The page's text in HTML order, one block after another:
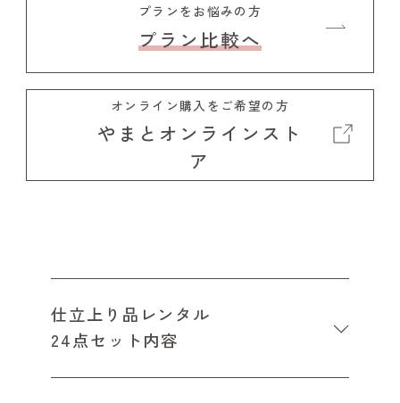
プランをお悩みの方
プラン比較へ
オンライン購入をご希望の方
やまとオンラインスト
ア
仕立上り品レンタル
24点セット内容